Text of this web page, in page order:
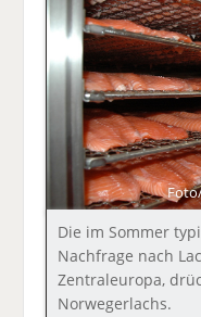
Die im Sommer
Nachfrage nach
Zentraleuropa,
Norwegerlachs.